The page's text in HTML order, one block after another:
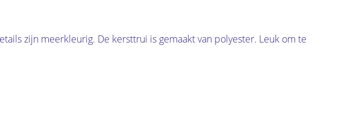
zijn meerkleurig. De kersttrui is gemaakt van polyester. Leuk om te